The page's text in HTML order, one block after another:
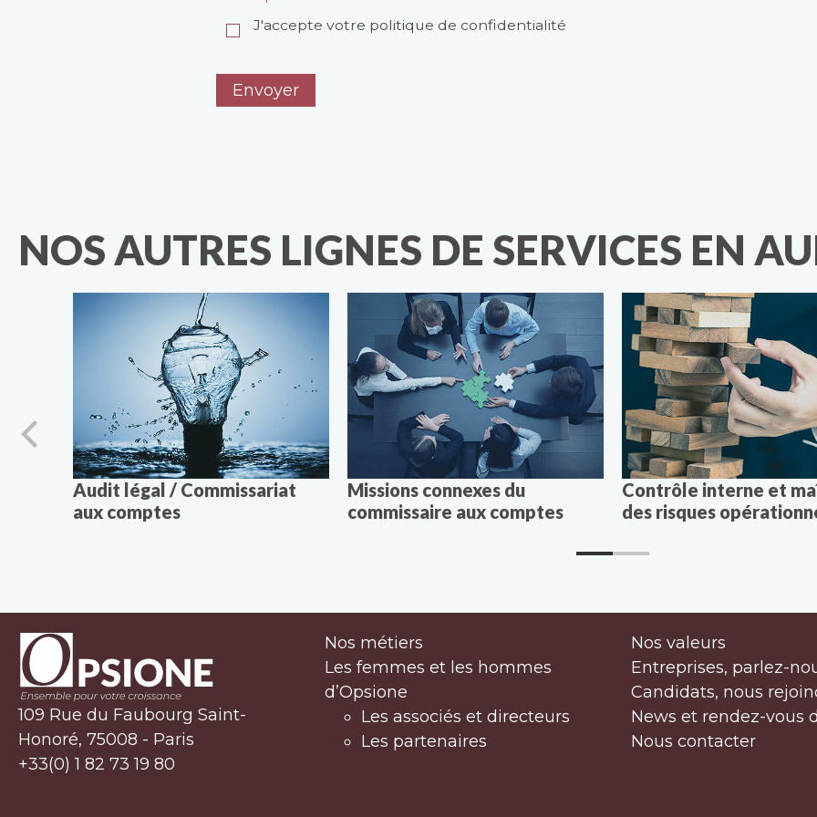
J'accepte votre politique de confidentialité
NOS AUTRES LIGNES DE SERVICES EN
Audit légal / Commissariat
aux comptes
Missions connexes du
commissaire aux comptes
Contrôle interne et
des risques
109 Rue du Faubourg Saint-
Honoré, 75008 - Paris
+33(0) 1 82 73 19 80
Nos métiers
Les femmes et les hommes
d’Opsione
Les associés et directeurs
Les partenaires
Nos valeurs
Entreprises, parlez-
Candidats, nous
News et rendez-vous
Nous contacter